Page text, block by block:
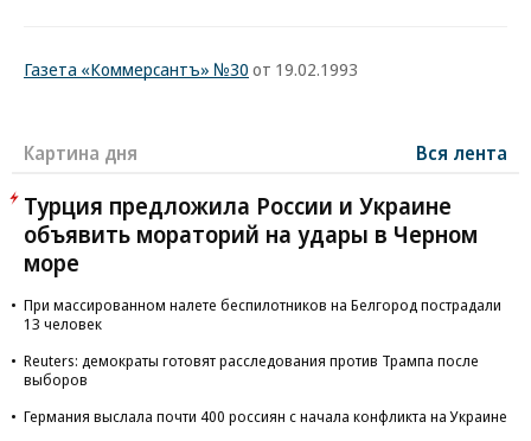
Газета «Коммерсантъ» №30 от 19.02.1993
Картина дня Вся лента
Турция предложила России и Украине
объявить мораторий на удары в Черном
море
При массированном налете беспилотников на Белгород пострадали
13 человек
Reuters: демократы готовят расследования против Трампа после
выборов
Германия выслала почти 400 россиян с начала конфликта на Украине